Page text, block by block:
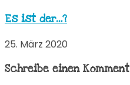
Es ist der…?
25. März 2020
Schreibe einen